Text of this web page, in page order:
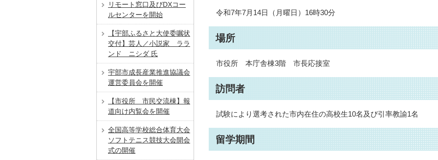
令和7年7月14日（月曜日）16時30分
場所
市役所 本庁舎棟3階 市長応接室
訪問者
試験により選考された市内在住の高校生10名及び引率教諭1名
留学期間
リモート窓口及びDXコー
ルセンターを開始
【宇部ふるさと大使委嘱状
交付】芸人／小説家 ララ
ンド ニシダ 氏
宇部市成長産業推進協議会
運営委員会を開催
【市役所 市民交流棟】報
道向け内覧会を開催
全国高等学校総合体育大会
ソフトテニス競技大会開会
式の開催